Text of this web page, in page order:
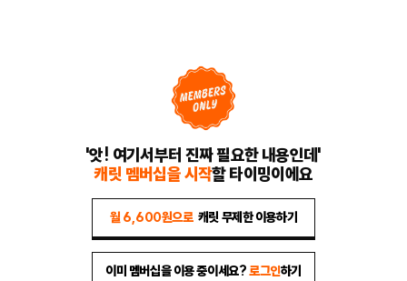
'앗! 여기서부터 진짜 필요한 내용인데'
캐릿 멤버십을 시작할 타이밍이에요
월 6,600원으로 캐릿 무제한 이용하기
이미 멤버십을 이용 중이세요?로그인하기